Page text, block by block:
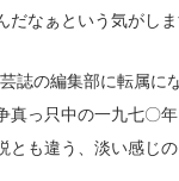
なぁという気がしま
誌の編集部に転属に
っ只中の一九七〇
も違う、淡い感じ